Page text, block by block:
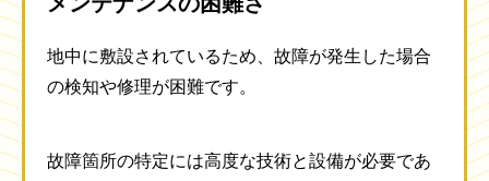
地中に敷設されているため、故障が発生した場合
の検知や修理が困難です。
故障箇所の特定には高度な技術と設備が必要であ